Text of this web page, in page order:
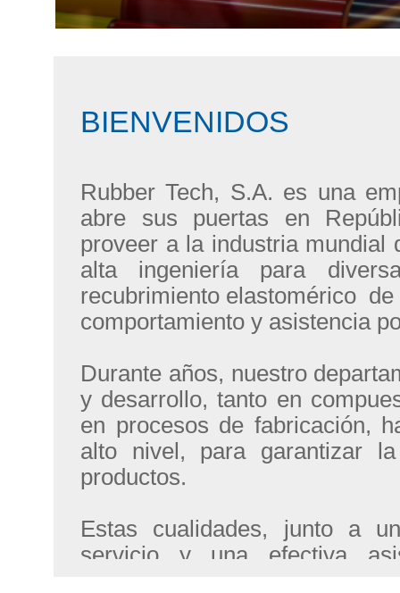
BIENVENIDOS
Rubber Tech, S.A. es una
abre sus puertas en
proveer a la industria mundial
alta ingeniería para
recubrimiento elastomérico
comportamiento y asistencia
Durante años, nuestro
y desarrollo, tanto en
en procesos de fabricación,
alto nivel, para garantizar
productos.
Estas cualidades, junto a
servicio y una efectiva